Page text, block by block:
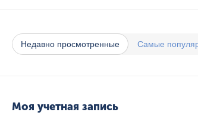
Недавно просмотренные Самые
Моя учетная запись